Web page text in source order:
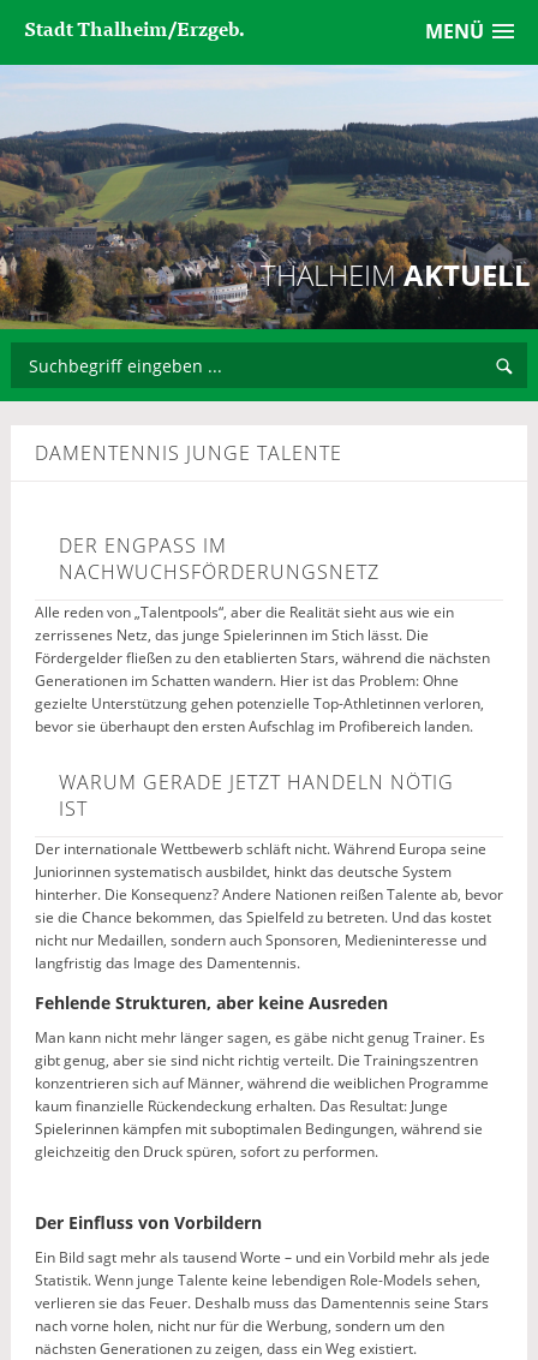
MENÜ
Stadt Thalheim/Erzgeb.
THALHEIMAKTUELL
DAMENTENNIS JUNGE TALENTE
DER ENGPASS IM
NACHWUCHSFÖRDERUNGSNETZ
Alle reden von „Talentpools“, aber die Realität sieht aus wie ein
zerrissenes Netz, das junge Spielerinnen im Stich lässt. Die
Fördergelder fließen zu den etablierten Stars, während die nächsten
Generationen im Schatten wandern. Hier ist das Problem: Ohne
gezielte Unterstützung gehen potenzielle Top-Athletinnen verloren,
bevor sie überhaupt den ersten Aufschlag im Profibereich landen.
WARUM GERADE JETZT HANDELN NÖTIG
IST
Der internationale Wettbewerb schläft nicht. Während Europa seine
Juniorinnen systematisch ausbildet, hinkt das deutsche System
hinterher. Die Konsequenz? Andere Nationen reißen Talente ab, bevor
sie die Chance bekommen, das Spielfeld zu betreten. Und das kostet
nicht nur Medaillen, sondern auch Sponsoren, Medieninteresse und
langfristig das Image des Damentennis.
Fehlende Strukturen, aber keine Ausreden
Man kann nicht mehr länger sagen, es gäbe nicht genug Trainer. Es
gibt genug, aber sie sind nicht richtig verteilt. Die Trainingszentren
konzentrieren sich auf Männer, während die weiblichen Programme
kaum finanzielle Rückendeckung erhalten. Das Resultat: Junge
Spielerinnen kämpfen mit suboptimalen Bedingungen, während sie
gleichzeitig den Druck spüren, sofort zu performen.
Der Einfluss von Vorbildern
Ein Bild sagt mehr als tausend Worte – und ein Vorbild mehr als jede
Statistik. Wenn junge Talente keine lebendigen Role-Models sehen,
verlieren sie das Feuer. Deshalb muss das Damentennis seine Stars
nach vorne holen, nicht nur für die Werbung, sondern um den
nächsten Generationen zu zeigen, dass ein Weg existiert.